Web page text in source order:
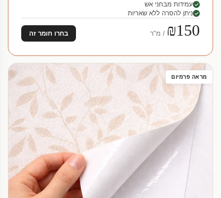
עמידות מבחני אש
ניתן להסרה ללא שאריות
₪150 / מ"ר בחרו חומר זה
מראה פרמיום